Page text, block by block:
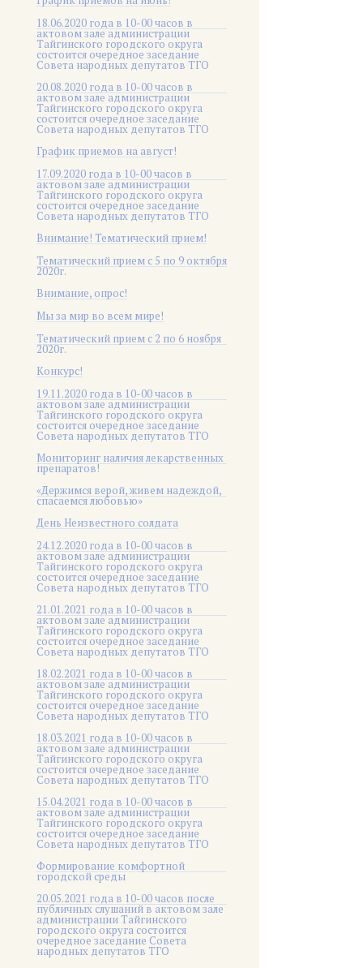
18.06.2020 года в 10-00 часов в
актовом зале администрации
Тайгинского городского округа
состоится очередное заседание
Совета народных депутатов ТГО
20.08.2020 года в 10-00 часов в
актовом зале администрации
Тайгинского городского округа
состоится очередное заседание
Совета народных депутатов ТГО
График приемов на август!
17.09.2020 года в 10-00 часов в
актовом зале администрации
Тайгинского городского округа
состоится очередное заседание
Совета народных депутатов ТГО
Внимание! Тематический прием!
Тематический прием с 5 по 9 октября
2020г.
Внимание, опрос!
Мы за мир во всем мире!
Тематический прием с 2 по 6 ноября
2020г.
Конкурс!
19.11.2020 года в 10-00 часов в
актовом зале администрации
Тайгинского городского округа
состоится очередное заседание
Совета народных депутатов ТГО
Мониторинг наличия лекарственных
препаратов!
«Держимся верой, живем надеждой,
спасаемся любовью»
День Неизвестного солдата
24.12.2020 года в 10-00 часов в
актовом зале администрации
Тайгинского городского округа
состоится очередное заседание
Совета народных депутатов ТГО
21.01.2021 года в 10-00 часов в
актовом зале администрации
Тайгинского городского округа
состоится очередное заседание
Совета народных депутатов ТГО
18.02.2021 года в 10-00 часов в
актовом зале администрации
Тайгинского городского округа
состоится очередное заседание
Совета народных депутатов ТГО
18.03.2021 года в 10-00 часов в
актовом зале администрации
Тайгинского городского округа
состоится очередное заседание
Совета народных депутатов ТГО
15.04.2021 года в 10-00 часов в
актовом зале администрации
Тайгинского городского округа
состоится очередное заседание
Совета народных депутатов ТГО
Формирование комфортной
городской среды
20.05.2021 года в 10-00 часов после
публичных слушаний в актовом зале
администрации Тайгинского
городского округа состоится
очередное заседание Совета
народных депутатов ТГО